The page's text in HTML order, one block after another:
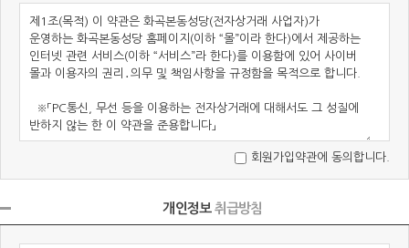
회원가입약관에 동의합니다.
개인정보취급방침